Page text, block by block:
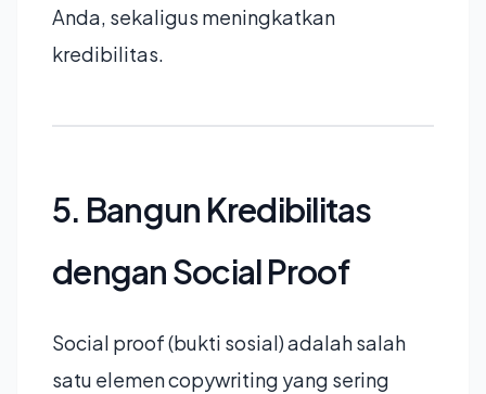
Anda, sekaligus meningkatkan
kredibilitas.
5. Bangun Kredibilitas
dengan Social Proof
Social proof (bukti sosial) adalah salah
satu elemen copywriting yang sering